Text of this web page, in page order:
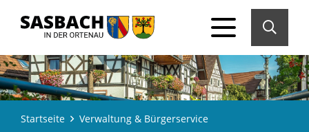
Startseite
Verwaltung & Bürgerservice